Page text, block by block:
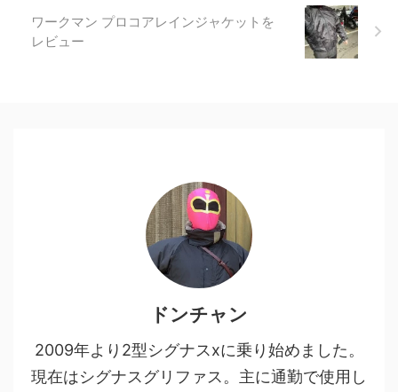
ワークマン プロコアレインジャケットを
レビュー
ドンチャン
2009年より2型シグナスxに乗り始めました。
現在はシグナスグリファス。主に通勤で使用し